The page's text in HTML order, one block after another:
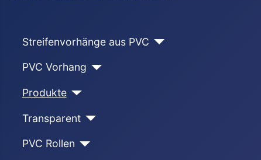
Streifenvorhänge aus PVC
PVC Vorhang
Produkte
Transparent
PVC Rollen